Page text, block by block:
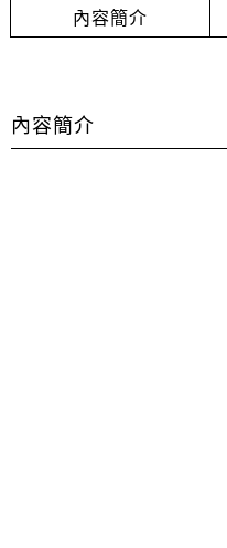
內容簡介
內容簡介